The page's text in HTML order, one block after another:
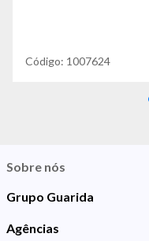
Código: 1007624
Sobre nós
Grupo Guarida
Agências